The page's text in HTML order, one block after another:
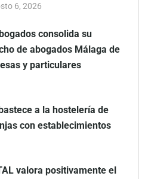
6, 2026
consolida su
de abogados Málaga de
y particulares
a la hostelería de
con establecimientos
valora positivamente el